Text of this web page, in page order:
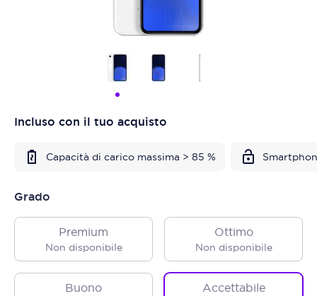
Incluso con il tuo acquisto
Capacità di carico massima > 85 %
Grado
Premium
Non disponibile
Ottimo
Non disponibile
Buono Accettabile